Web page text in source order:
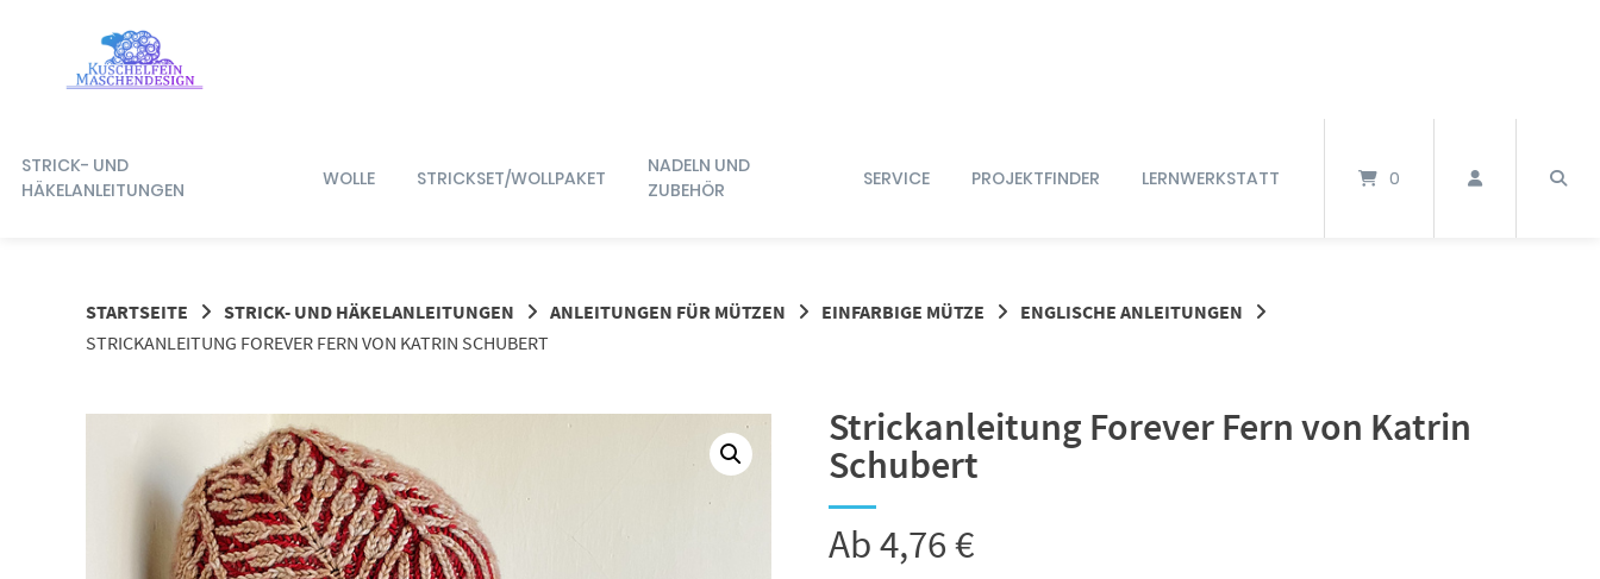
STRICK- UND
HÄKELANLEITUNGEN
WOLLE STRICKSET/WOLLPAKET
NADELN UND
ZUBEHÖR
SERVICE PROJEKTFINDER LERNWERKSTATT 0
STARTSEITE STRICK- UND HÄKELANLEITUNGEN ANLEITUNGEN FÜR MÜTZEN EINFARBIGE MÜTZE
ENGLISCHE ANLEITUNGEN
STRICKANLEITUNG FOREVER FERN VON KATRIN SCHUBERT
Strickanleitung Forever Fern von Katrin
Schubert
Ab4,76€